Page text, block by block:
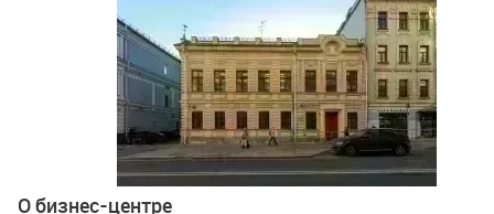
О бизнес-центре